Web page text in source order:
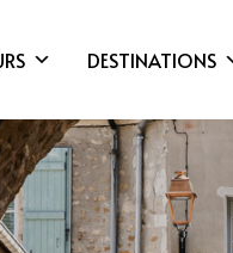
DESTINATIONS